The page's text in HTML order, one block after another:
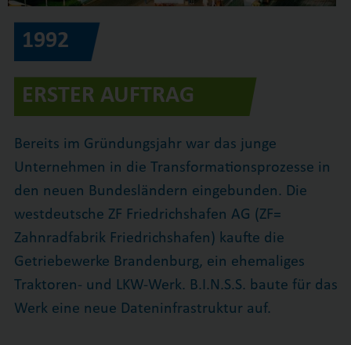
1992
ERSTER AUFTRAG
Bereits im Gründungsjahr war das junge
Unternehmen in die Transformationsprozesse in
den neuen Bundesländern eingebunden. Die
westdeutsche ZF Friedrichshafen AG (ZF=
Zahnradfabrik Friedrichshafen) kaufte die
Getriebewerke Brandenburg, ein ehemaliges
Traktoren- und LKW-Werk. B.I.N.S.S. baute für das
Werk eine neue Dateninfrastruktur auf.